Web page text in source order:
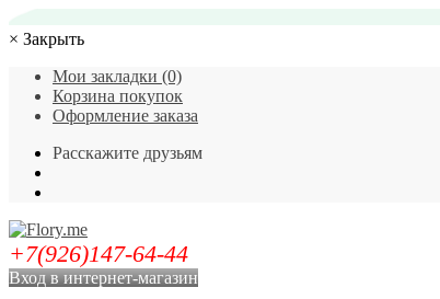
× Закрыть
Мои закладки (0)
Корзина покупок
Оформление заказа
Расскажите друзьям
+7(926)147-64-44
Вход в интернет-магазин